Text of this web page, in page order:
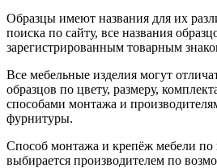
Образцы имеют названия для их
поиска по сайту, все названия
зарегистрированным товарным
Все мебельные изделия могут
образцов по цвету, размеру,
способами монтажа и
фурнитуры.
Способ монтажа и крепёж мебели по
выбирается производителем по